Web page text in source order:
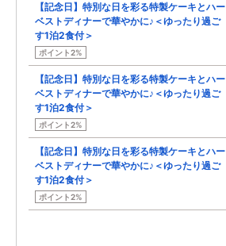
【記念日】特別な日を彩る特製ケーキとハー
ベストディナーで華やかに♪＜ゆったり過ご
す1泊2食付＞
ポイント2%
【記念日】特別な日を彩る特製ケーキとハー
ベストディナーで華やかに♪＜ゆったり過ご
す1泊2食付＞
ポイント2%
【記念日】特別な日を彩る特製ケーキとハー
ベストディナーで華やかに♪＜ゆったり過ご
す1泊2食付＞
ポイント2%